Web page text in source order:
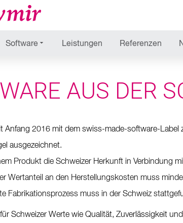
Software Leistungen Referenzen
AUS DER
Anfang 2016 mit dem swiss-made-software-
ausgezeichnet.
Produkt die Schweizer Herkunft in Verbindung
Wertanteil an den Herstellungskosten muss
Fabrikationsprozess muss in der Schweiz
Schweizer Werte wie Qualität, Zuverlässigkeit